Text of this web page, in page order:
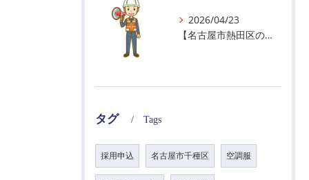
2026/04/23
【名古屋市熱田区の警備会社】GWの面接状況について！
タグ Tags
採用申込 名古屋市千種区 空調服